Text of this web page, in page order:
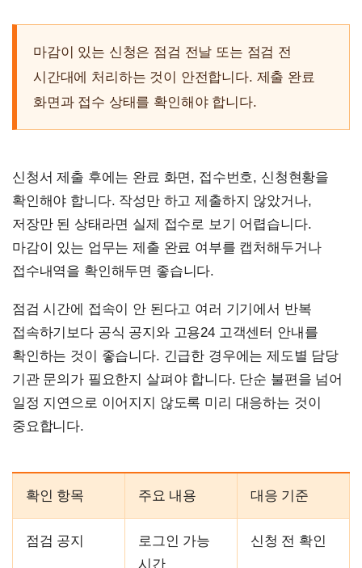
마감이 있는 신청은 점검 전날 또는 점검 전
시간대에 처리하는 것이 안전합니다. 제출 완료
화면과 접수 상태를 확인해야 합니다.
신청서 제출 후에는 완료 화면, 접수번호, 신청현황을
확인해야 합니다. 작성만 하고 제출하지 않았거나,
저장만 된 상태라면 실제 접수로 보기 어렵습니다.
마감이 있는 업무는 제출 완료 여부를 캡처해두거나
접수내역을 확인해두면 좋습니다.
점검 시간에 접속이 안 된다고 여러 기기에서 반복
접속하기보다 공식 공지와 고용24 고객센터 안내를
확인하는 것이 좋습니다. 긴급한 경우에는 제도별 담당
기관 문의가 필요한지 살펴야 합니다. 단순 불편을 넘어
일정 지연으로 이어지지 않도록 미리 대응하는 것이
중요합니다.
확인 항목 주요 내용 대응 기준
점검 공지
로그인 가능
시간
신청 전 확인